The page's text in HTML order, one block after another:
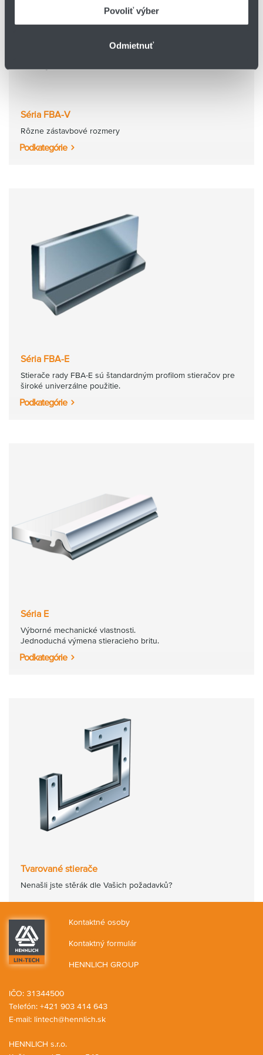
Povoliť výber
Odmietnuť
Séria FBA-V
Rôzne zástavbové rozmery
Podkategórie
Séria FBA-E
Stierače rady FBA-E sú štandardným profilom stieračov pre
široké univerzálne použitie.
Podkategórie
Séria E
Výborné mechanické vlastnosti.
Jednoduchá výmena stieracieho britu.
Podkategórie
Tvarované stierače
Nenašli jste stěrák dle Vašich požadavků?
Kontaktné osoby
Kontaktný formulár
HENNLICH GROUP
HENNLICH s.r.o.
IČO: 31344500
Telefón: +421 903 414 643
E-mail: lintech@hennlich.sk